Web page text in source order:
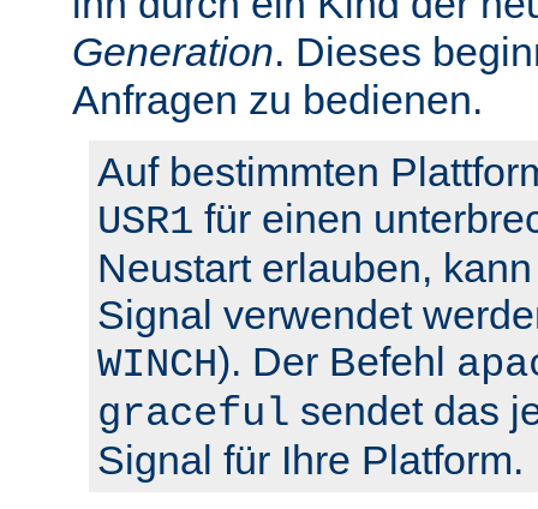
Generation. Dieses
Anfragen zu bedienen.
Auf bestimmten
USR1 für einen
Neustart erlauben,
Signal verwendet
WINCH). Der Befehl
graceful sendet das
Signal für Ihre Platform.